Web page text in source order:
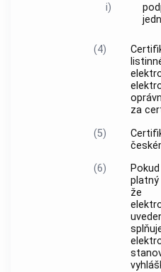
i)
(4)
za
(5)
(6)
že